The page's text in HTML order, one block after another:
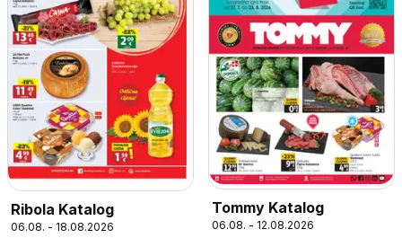
Ribola Katalog
06.08. - 18.08.2026
Tommy Katalog
06.08. - 12.08.2026